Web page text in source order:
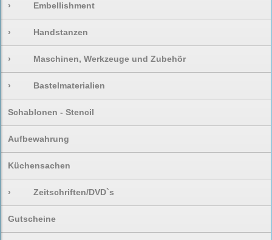
› Embellishment
› Handstanzen
› Maschinen, Werkzeuge und Zubehör
› Bastelmaterialien
Schablonen - Stencil
Aufbewahrung
Küchensachen
› Zeitschriften/DVD`s
Gutscheine